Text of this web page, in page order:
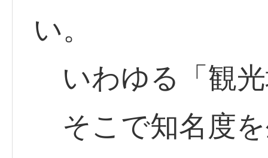
い。
いわゆる「観
そこで知名度